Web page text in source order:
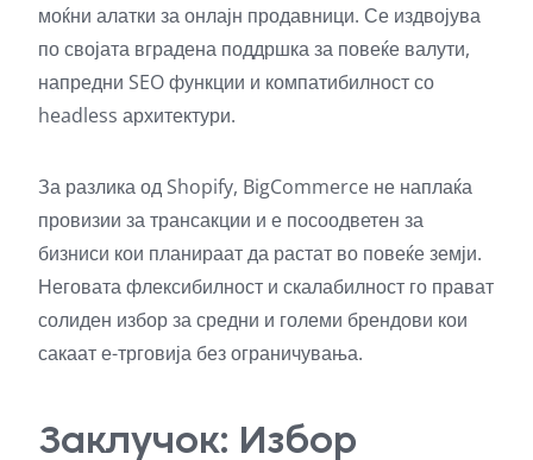
моќни алатки за онлајн продавници. Се издвојува
по својата вградена поддршка за повеќе валути,
напредни SEO функции и компатибилност со
headless архитектури.
За разлика од Shopify, BigCommerce не наплаќа
провизии за трансакции и е посоодветен за
бизниси кои планираат да растат во повеќе земји.
Неговата флексибилност и скалабилност го прават
солиден избор за средни и големи брендови кои
сакаат е-трговија без ограничувања.
Заклучок: Избор